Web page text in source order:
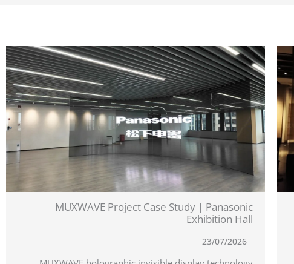
MUXWAVE Project Case Study | Panasonic
Exhibition Hall
23/07/2026